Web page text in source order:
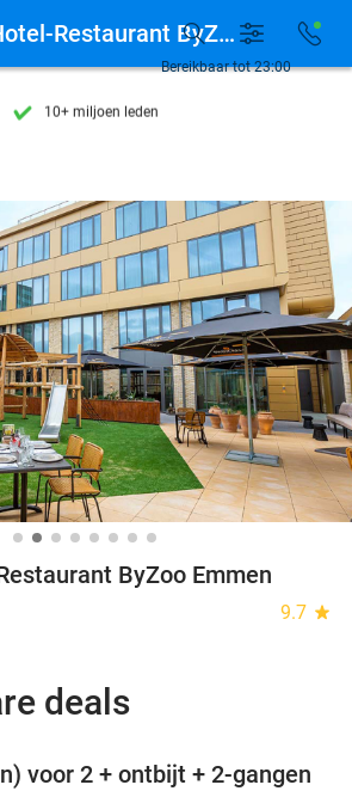
7 dagen per week beschikbaar
10+ miljoen leden
7 dagen per week beschikbaar
10+ miljoen leden
Bereikbaar tot 23:00
Restaurant ByZoo Emmen
ByZoo Emmen
9.7 star
deals
voor 2 + ontbijt + 2-gangen